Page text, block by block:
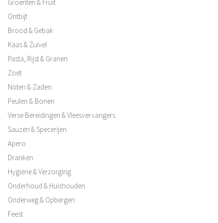
Groenten & Fruit
Ontbijt
Brood & Gebak
Kaas & Zuivel
Pasta, Rijst & Granen
Zoet
Noten & Zaden
Peulen & Bonen
Verse Bereidingen & Vleesvervangers
Sauzen & Specerijen
Apero
Dranken
Hygiëne & Verzorging
Onderhoud & Huishouden
Onderweg & Opbergen
Feest